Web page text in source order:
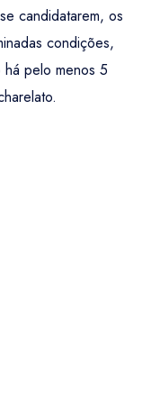
candidatarem, os
condições,
pelo menos 5